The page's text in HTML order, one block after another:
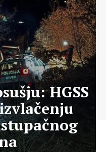
HGSS